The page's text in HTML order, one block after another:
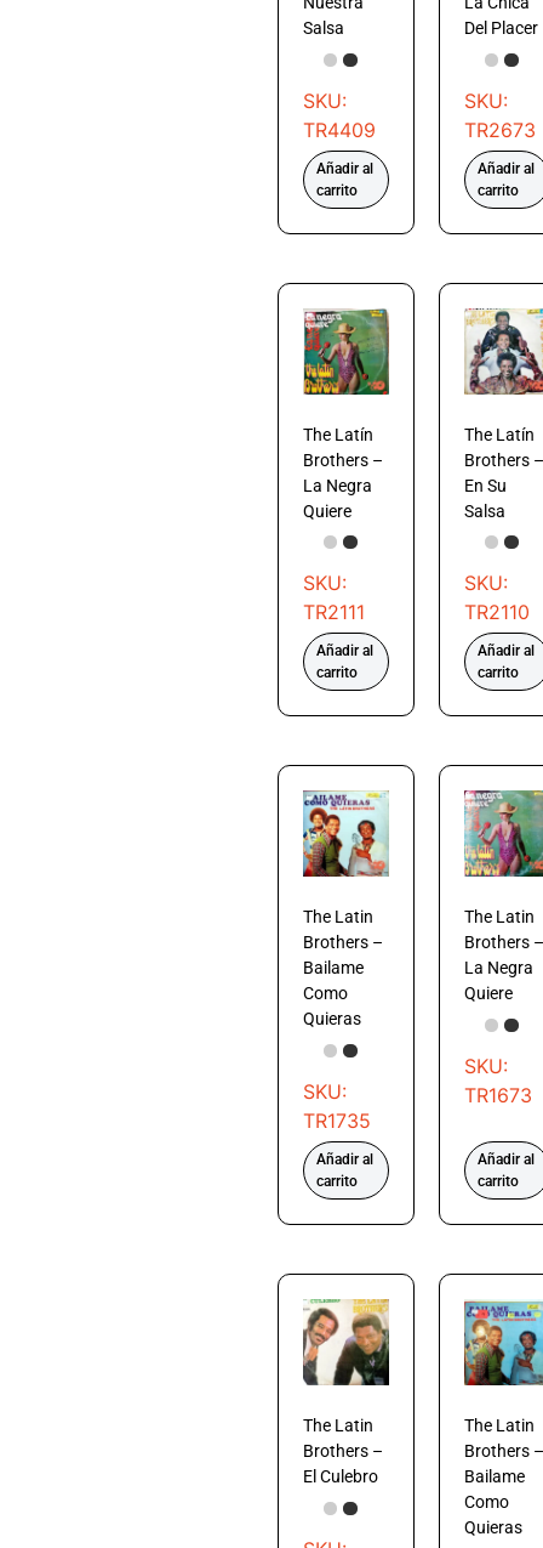
Salsa
SKU:
TR4409
Añadir al
carrito
Del Placer
SKU:
TR2673
Añadir al
carrito
The Latín
Brothers –
La Negra
Quiere
SKU:
TR2111
Añadir al
carrito
The Latín
Brothers –
En Su
Salsa
SKU:
TR2110
Añadir al
carrito
The Latin
Brothers –
Bailame
Como
Quieras
SKU:
TR1735
Añadir al
carrito
The Latin
Brothers –
La Negra
Quiere
SKU:
TR1673
Añadir al
carrito
The Latin
Brothers –
El Culebro
The Latin
Brothers –
Bailame
Como
Quieras